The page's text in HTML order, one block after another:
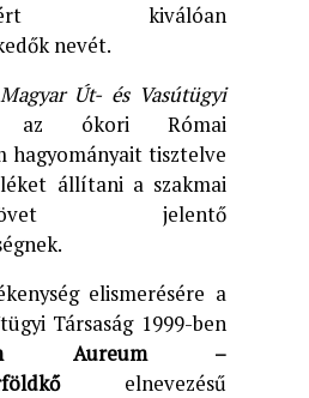
kiválóan
nevét.
Út- és Vasútügyi
ókori Római
hagyományait tisztelve
állítani a szakmai
jelentő
elismerésére a
Társaság 1999-ben
Aureum –
elnevezésű